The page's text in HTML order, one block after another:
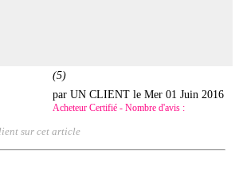
(5)
par UN CLIENT leMer 01 Juin 2016
Acheteur Certifié - Nombre d'avis :
sur cet article